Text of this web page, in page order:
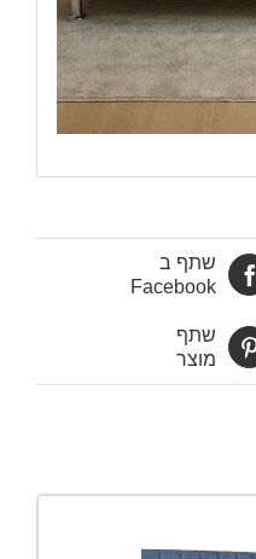
שתף ב
Facebook
שתף
מוצר